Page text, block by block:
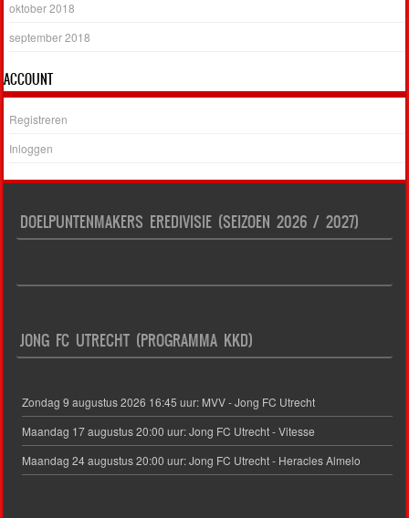
oktober 2018
september 2018
ACCOUNT
Registreren
Inloggen
DOELPUNTENMAKERS EREDIVISIE (SEIZOEN 2026 / 2027)
JONG FC UTRECHT (PROGRAMMA KKD)
Zondag 9 augustus 2026 16:45 uur: MVV - Jong FC Utrecht
Maandag 17 augustus 20:00 uur: Jong FC Utrecht - Vitesse
Maandag 24 augustus 20:00 uur: Jong FC Utrecht - Heracles Almelo